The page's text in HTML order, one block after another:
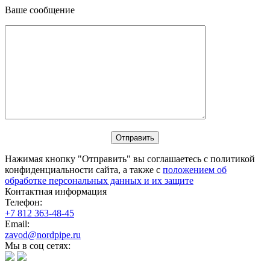
Ваше сообщение
Нажимая кнопку "Отправить" вы соглашаетесь с политикой
конфиденциальности сайта, а также с положением об
обработке персональных данных и их защите
Контактная информация
Телефон:
+7 812 363-48-45
Email:
zavod@nordpipe.ru
Мы в соц сетях: